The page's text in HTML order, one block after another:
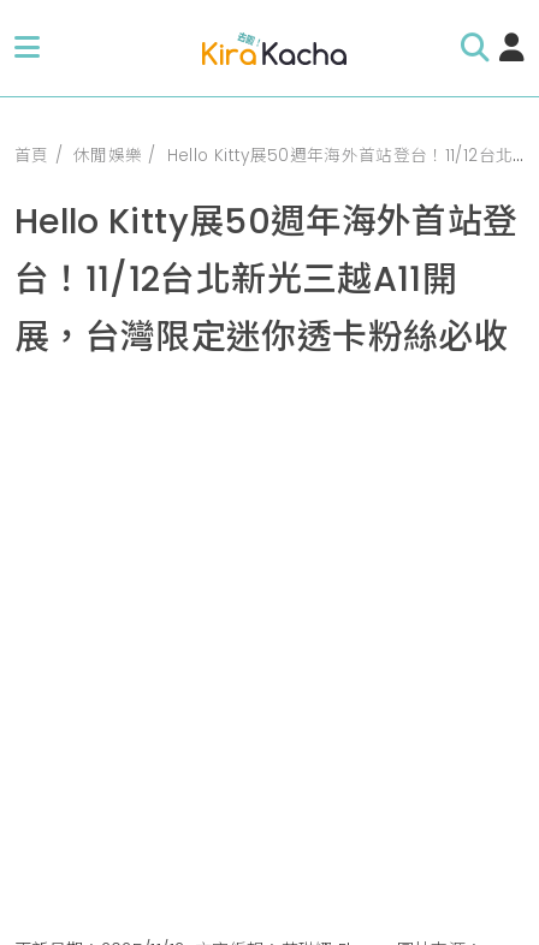
首頁 休閒娛樂 Hello Kitty展50週年海外首站登台！11/12台北新光三越A11開展，台灣限定迷你透卡粉絲必收
Hello Kitty展50週年海外首站登
台！11/12台北新光三越A11開
展，台灣限定迷你透卡粉絲必收